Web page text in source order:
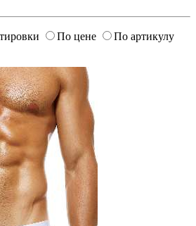
По цене
По артикулу